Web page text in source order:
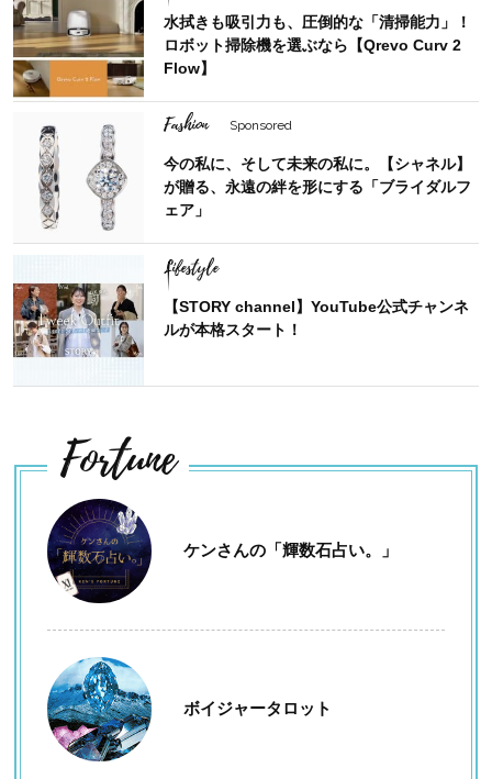
水拭きも吸引力も、圧倒的な「清掃能力」！
ロボット掃除機を選ぶなら【Qrevo Curv 2
Flow】
Fashion Sponsored
今の私に、そして未来の私に。【シャネル】
が贈る、永遠の絆を形にする「ブライダルフ
ェア」
Lifestyle
【STORY channel】YouTube公式チャンネ
ルが本格スタート！
Fortune
ケンさんの「輝数石占い。」
ボイジャータロット